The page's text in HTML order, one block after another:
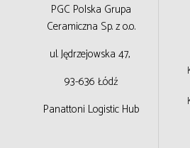
PGC Polska Grupa
Ceramiczna Sp. z o.o.
ul. Jędrzejowska 47,
93-636 Łódź
Panattoni Logistic Hub